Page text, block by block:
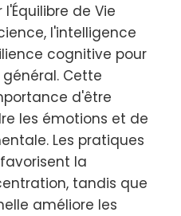
de Vie
l'intelligence
cognitive pour
Cette
d'être
les émotions et de
Les pratiques
la
tandis que
améliore les